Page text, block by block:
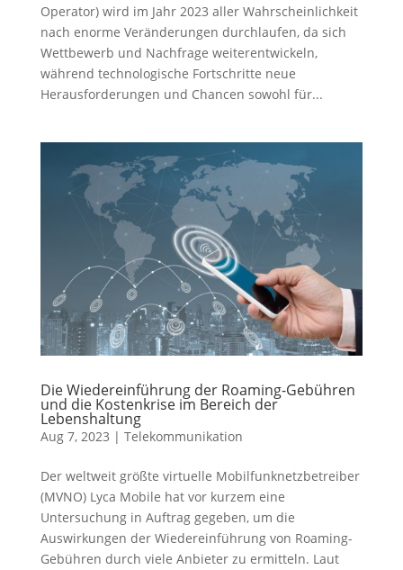
Operator) wird im Jahr 2023 aller Wahrscheinlichkeit
nach enorme Veränderungen durchlaufen, da sich
Wettbewerb und Nachfrage weiterentwickeln,
während technologische Fortschritte neue
Herausforderungen und Chancen sowohl für...
Die Wiedereinführung der Roaming-Gebühren
und die Kostenkrise im Bereich der
Lebenshaltung
Aug 7, 2023 | Telekommunikation
Der weltweit größte virtuelle Mobilfunknetzbetreiber
(MVNO) Lyca Mobile hat vor kurzem eine
Untersuchung in Auftrag gegeben, um die
Auswirkungen der Wiedereinführung von Roaming-
Gebühren durch viele Anbieter zu ermitteln. Laut